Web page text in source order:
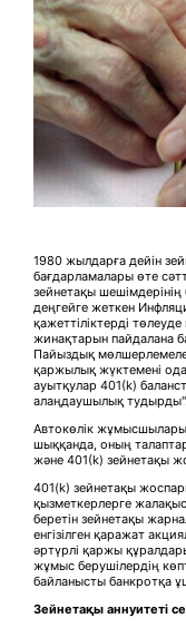
1980 жылдарға дейін
бағдарламалары өте
зейнетақы
деңгейге жеткен
қажеттіліктерді
жинақтарын пайдалана
Пайыздық
қаржылық жүктемені
ауытқулар 401(k)
алаңдаушылық
Автокөлік
шыққанда, оның
және 401(k) зейнетақы
401(k) зейнетақы
қызметкерлерге
беретін зейнетақы
енгізілген қаражат
әртүрлі қаржы
жұмыс берушілердің
байланысты банкротқа
Зейнетақы аннуитеті